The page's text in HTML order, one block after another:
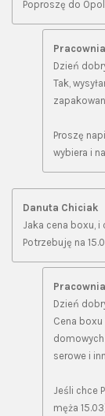
Poproszę do
Dzień
Tak,
Proszę
wybiera i
Danuta Chiciak
Jaka cena boxu, i
Potrzebuję na
Dzień
Cena boxu
serowe i
Jeśli chce
męża